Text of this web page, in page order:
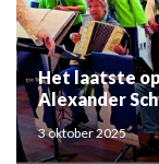
Het laatste
Alexander
3 oktober 2025